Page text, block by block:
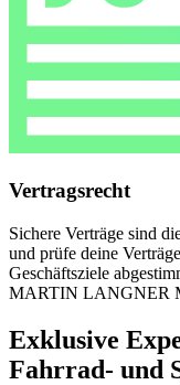
Vertragsrecht
Sichere Verträge sind
und prüfe deine
Geschäftsziele
MARTIN LANGNER
Exklusive
Fahrrad- und